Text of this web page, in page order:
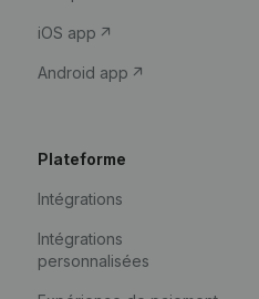
iOS app
Android app
Plateforme
Intégrations
Intégrations
personnalisées